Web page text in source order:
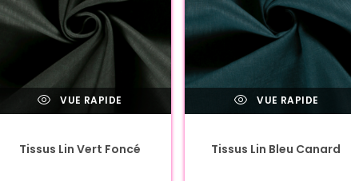
VUE RAPIDE
Tissus Lin Vert Foncé
VUE RAPIDE
Tissus Lin Bleu Canard